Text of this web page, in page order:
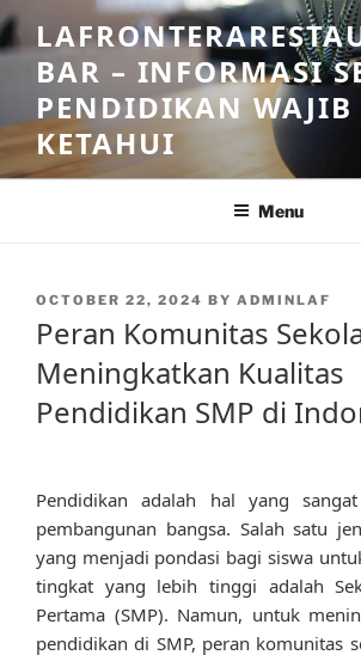
Skip
to
contentBAR – INFORMASI
PENDIDIKAN
KETAHUI
Menu
POSTED
OCTOBER 22, 2024 BY ADMINLAF
Peran Komunitas
Meningkatkan Kualitas
Pendidikan SMP di
Pendidikan adalah hal yang
pembangunan bangsa. Salah satu
yang menjadi pondasi bagi siswa
tingkat yang lebih tinggi adalah
Pertama (SMP). Namun, untuk
pendidikan di SMP, peran komunitas